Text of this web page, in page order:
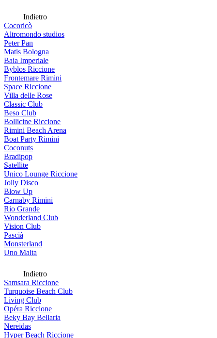
Indietro
Cocoricò
Altromondo studios
Peter Pan
Matis Bologna
Baia Imperiale
Byblos Riccione
Frontemare Rimini
Space Riccione
Villa delle Rose
Classic Club
Beso Club
Bollicine Riccione
Rimini Beach Arena
Boat Party Rimini
Coconuts
Bradipop
Satellite
Unico Lounge Riccione
Jolly Disco
Blow Up
Carnaby Rimini
Rio Grande
Wonderland Club
Vision Club
Pascià
Monsterland
Uno Malta
Indietro
Samsara Riccione
Turquoise Beach Club
Living Club
Opéra Riccione
Beky Bay Bellaria
Nereidas
Hyper Beach Riccione